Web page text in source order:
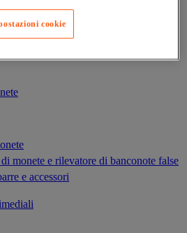
monete e rilevatore di banconote false
e accessori
cookie